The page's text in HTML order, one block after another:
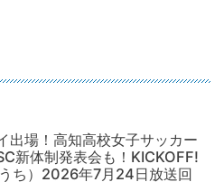
出場！高知高校女子サッカー
新体制発表会も！KICKOFF!
ち）2026年7月24日放送回